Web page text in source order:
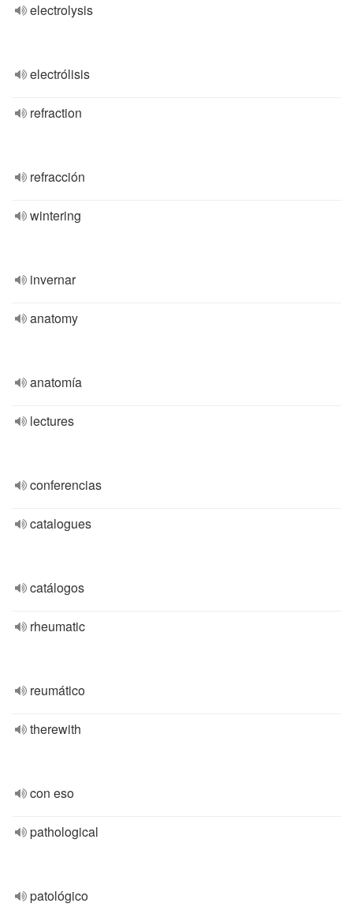
electrolysis
electrólisis
refraction
refracción
wintering
invernar
anatomy
anatomía
lectures
conferencias
catalogues
catálogos
rheumatic
reumático
therewith
con eso
pathological
patológico